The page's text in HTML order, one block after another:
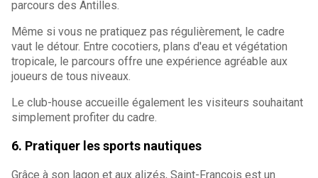
parcours des Antilles.
Même si vous ne pratiquez pas régulièrement, le cadre
vaut le détour. Entre cocotiers, plans d'eau et végétation
tropicale, le parcours offre une expérience agréable aux
joueurs de tous niveaux.
Le club-house accueille également les visiteurs souhaitant
simplement profiter du cadre.
6. Pratiquer les sports nautiques
Grâce à son lagon et aux alizés, Saint-François est un